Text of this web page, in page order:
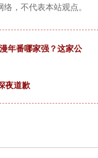
，不代表本站观点。
年番哪家强？这家公
夜道歉